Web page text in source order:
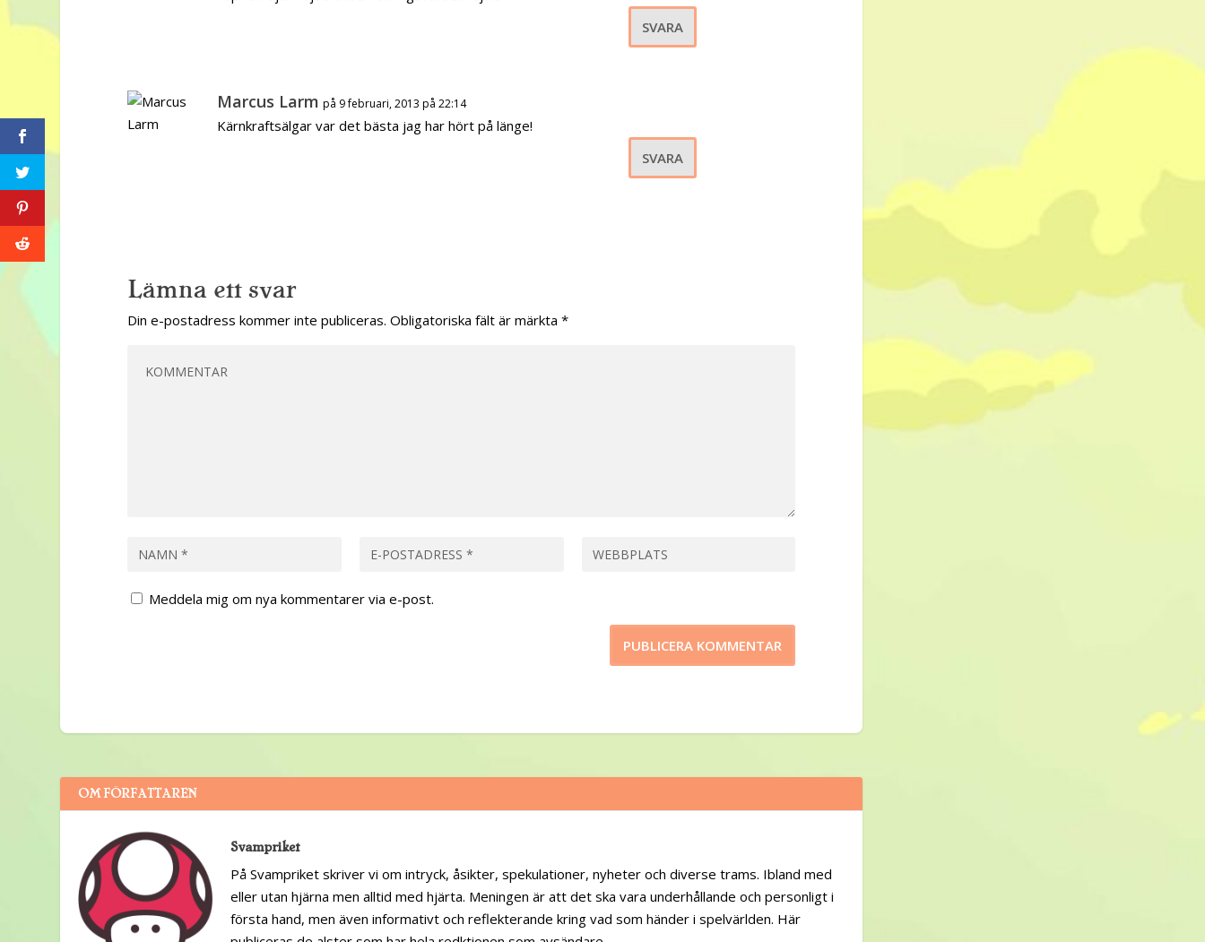
SVARA
Marcus Larm på 9 februari, 2013 på 22:14
Kärnkraftsälgar var det bästa jag har hört på länge!
SVARA
Lämna ett svar
Din e-postadress kommer inte publiceras. Obligatoriska fält är märkta*
Meddela mig om nya kommentarer via e-post.
OM FÖRFATTAREN
Svampriket
På Svampriket skriver vi om intryck, åsikter, spekulationer, nyheter och diverse trams. Ibland med
eller utan hjärna men alltid med hjärta. Meningen är att det ska vara underhållande och personligt i
första hand, men även informativt och reflekterande kring vad som händer i spelvärlden. Här